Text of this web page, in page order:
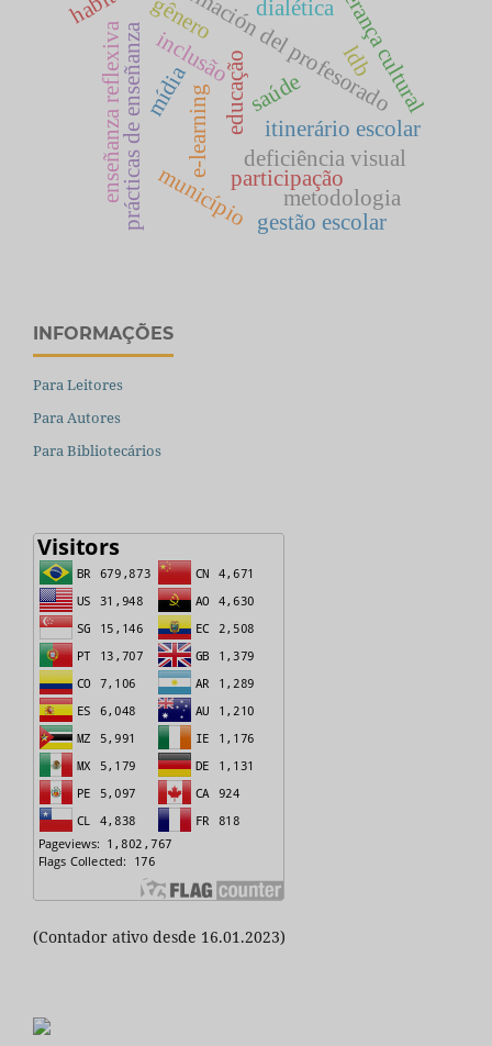
educação
deficiência visual
inclusão
e-learning
formación del profesorado
prácticas de enseñanza
enseñanza reflexiva herança cultural
itinerário escolar
saúde
participação
metodologia
dialética
município gestão escolar
ldb
gênero
mídia
INFORMAÇÕES
Para Leitores
Para Autores
Para Bibliotecários
(Contador ativo desde 16.01.2023)